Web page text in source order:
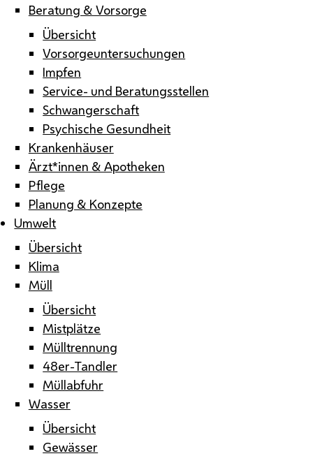
Beratung & Vorsorge
Übersicht
Vorsorgeuntersuchungen
Impfen
Service- und Beratungsstellen
Schwangerschaft
Psychische Gesundheit
Krankenhäuser
Ärzt*innen & Apotheken
Pflege
Planung & Konzepte
Umwelt
Übersicht
Klima
Müll
Übersicht
Mistplätze
Mülltrennung
48er-Tandler
Müllabfuhr
Wasser
Übersicht
Gewässer